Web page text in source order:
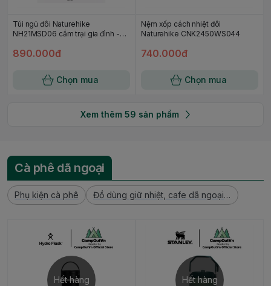
Túi ngủ đôi Naturehike
NH21MSD06 cắm trại gia đình -
890.000đ
Chọn mua
Nệm xốp cách nhiệt đôi
Naturehike CNK2450WS044
740.000đ
Chọn mua
Xem thêm 59 sản phẩm
Cà phê dã ngoại
Phụ kiện cà phê Đồ dùng giữ nhiệt, cafe dã ngoại cắm trại
Hết hàng Hết hàng